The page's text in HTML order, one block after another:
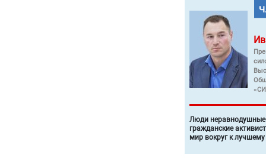
Люди неравнодушные
гражданские
мир вокруг к лучшему